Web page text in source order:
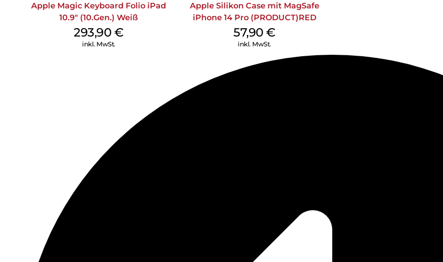
Apple Magic Keyboard Folio iPad
10.9″ (10.Gen.) Weiß
293,90€
inkl. MwSt.
Apple Silikon Case mit MagSafe
iPhone 14 Pro (PRODUCT)RED
57,90€
inkl. MwSt.